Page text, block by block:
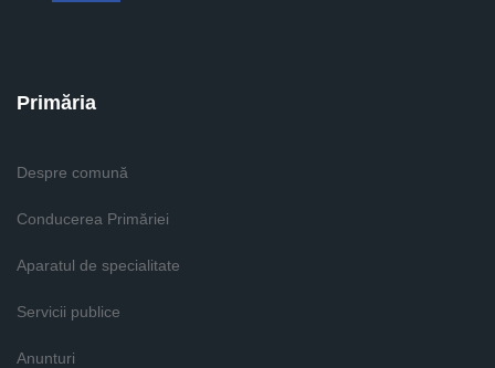
Primăria
Despre comună
Conducerea Primăriei
Aparatul de specialitate
Servicii publice
Anunturi